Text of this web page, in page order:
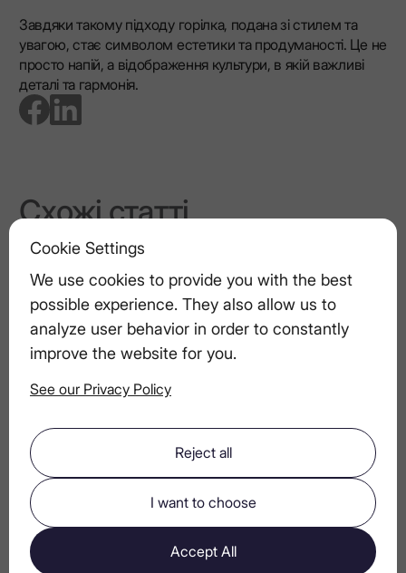
Cookie Settings
We use cookies to provide you with the best
possible experience. They also allow us to
analyze user behavior in order to constantly
improve the website for you.
See our Privacy Policy
Reject all
I want to choose
Accept All
Завдяки такому підходу горілка, подана зі стилем та
увагою, стає символом естетики та продуманості. Це не
просто напій, а відображення культури, в якій важливі
деталі та гармонія.
go to facebook page go to linkedin page
Схожі статті
З України з елегантністю: LEX by
Nemiroff – нова ікона смаку
Роль фільтрації у створенні
ультрапреміальної горілки
поєднуються з преміальною горілкою
Весняні коктейлі з горілкою